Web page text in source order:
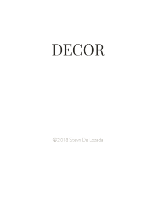
DECOR
©2018 Stevn De Lozada